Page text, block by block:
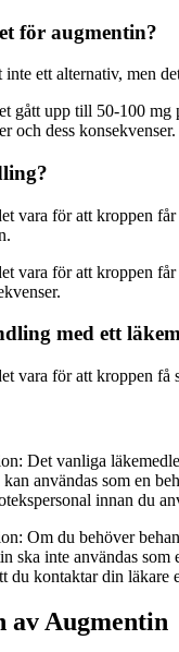
för augmentin?
ett alternativ, men
gått upp till 50-100
och dess
vara för att kroppen
vara för att kroppen
med ett
vara för att kroppen få
Det vanliga
användas som en
innan du
Om du behöver
ska inte användas
kontaktar din läkare
av Augmentin